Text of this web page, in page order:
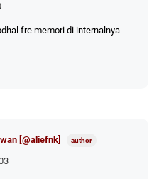
fre memori di internalnya
[@aliefnk]